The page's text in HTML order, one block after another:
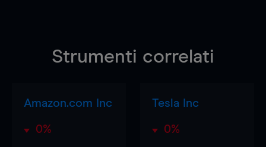
Strumenti correlati
Amazon.com Inc
0%
Tesla Inc
0%